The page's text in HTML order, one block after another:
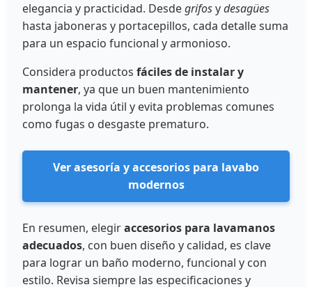
elegancia y practicidad. Desdegrifosydesagües
hasta jaboneras y portacepillos, cada detalle suma
para un espacio funcional y armonioso.
Considera productos fáciles de instalar y
mantener, ya que un buen mantenimiento
prolonga la vida útil y evita problemas comunes
como fugas o desgaste prematuro.
Ver asesoría y accesorios para lavabo
modernos
En resumen, elegiraccesorios para lavamanos
adecuados, con buen diseño y calidad, es clave
para lograr un baño moderno, funcional y con
estilo. Revisa siempre las especificaciones y